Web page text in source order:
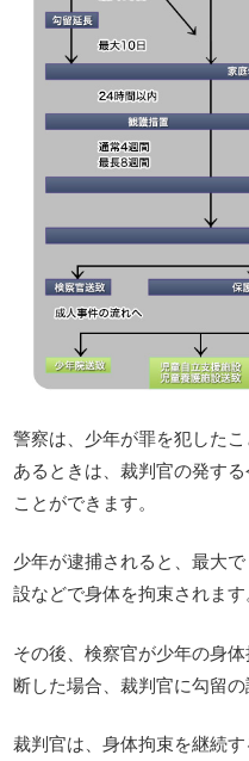
警察は、少年が罪を犯した
あるときは、裁判官の発す
ことができます。
少年が逮捕されると、最大
設などで身体を拘束されます
その後、検察官が少年の身
断した場合、裁判官に勾留の
裁判官は、身体拘束を継続